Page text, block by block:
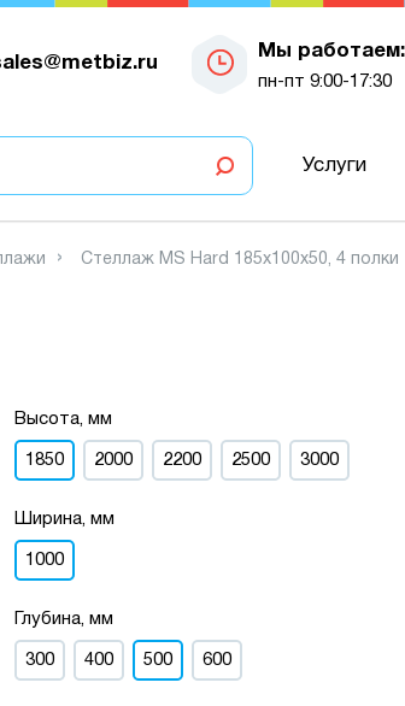
Мы работаем:
пн-пт 9:00-17:30
Услуги
Стеллаж MS Hard 185х100х50, 4 полки
Высота, мм
1850 2000 2200 2500 3000
Ширина, мм
1000
Глубина, мм
300 400 500 600